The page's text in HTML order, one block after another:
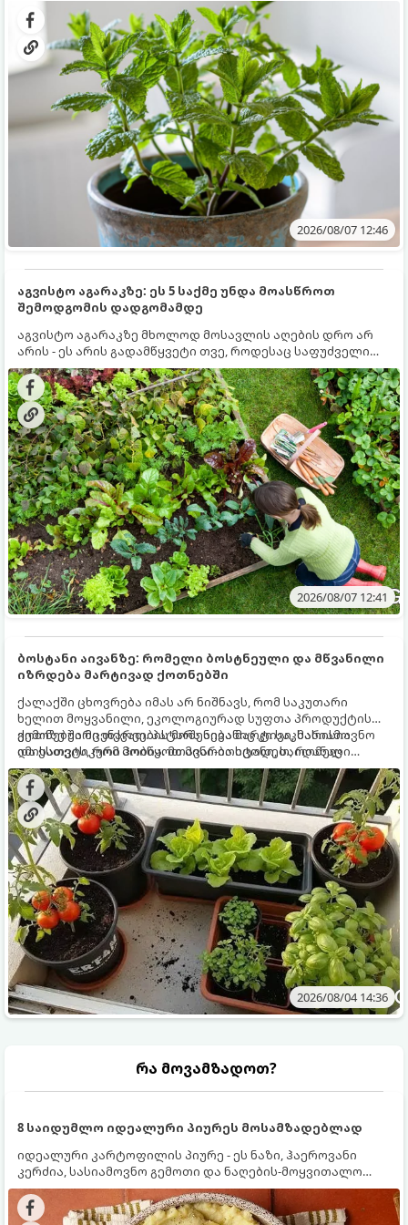
სწრაფად ვრცელდება და სხვა მცენარეებს ავიწროებს.
2026/08/07 12:46
აგვისტო აგარაკზე: ეს 5 საქმე უნდა მოასწროთ
შემოდგომის დადგომამდე
აგვისტო აგარაკზე მხოლოდ მოსავლის აღების დრო არ
არის - ეს არის გადამწყვეტი თვე, როდესაც საფუძველი
ეყრება მომავალი წლის მოსავალს და ბაღი მზადდება
შემოდგომა-ზამთრის სეზონისთვის. იმისათვის, რომ
ნიადაგმა ენერგია აღიდგინოს, ხოლო მცენარეებმა
ზამთარს გაუძლონ, აგვისტოს ბოლომდე 5
მნიშვნელოვანი საქმის გაკეთება უნდა მოასწროთ:
2026/08/07 12:41
ბოსტანი აივანზე: რომელი ბოსტნეული და მწვანილი
იზრდება მარტივად ქოთნებში
ქალაქში ცხოვრება იმას არ ნიშნავს, რომ საკუთარი
ხელით მოყვანილი, ეკოლოგიურად სუფთა პროდუქტის
გემოზე უარი თქვათ. პატარა აივანიც კი საკმარისია
იმისათვის, რომ მოიწყოთ მინი-ბოსტანი, საიდანაც
ყოველდღიურად ახალ, არომატულ მწვანილსა და
ბოსტნეულს მოკრეფთ.
ქოთნებში მცენარეების მოშენება მარტივი, სასიამოვნო
და ესთეტიკური ჰობია. მთავარია იცოდეთ, რომელი
კულტურები ეგუებიან ქოთნის პირობებს ყველაზე კარგად
და როგორ მოუაროთ მათ სწორად.
2026/08/04 14:36
რა მოვამზადოთ?
8 საიდუმლო იდეალური პიურეს მოსამზადებლად
იდეალური კარტოფილის პიურე - ეს ნაზი, ჰაეროვანი
კერძია, სასიამოვნო გემოთი და ნაღების-მოყვითალო
ფერით. მისი მომზადება ძალიან მარტივია, მაგრამ
არსებობს რამდენიმე საიდუმლო, რომლებიც უნდა
იცოდეთ, რომ პიურე იდეალურად გემრიელი გამოვიდეს.